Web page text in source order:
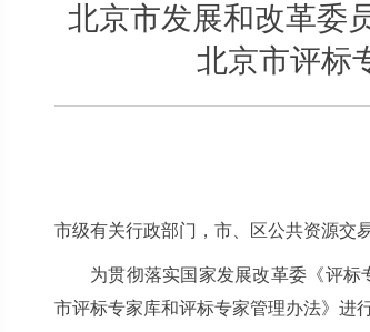
北京市发展和改革委
北京市评标
市级有关行政部门，市、区公共资源交
为贯彻落实国家发展改革委《评
市评标专家库和评标专家管理办法》进